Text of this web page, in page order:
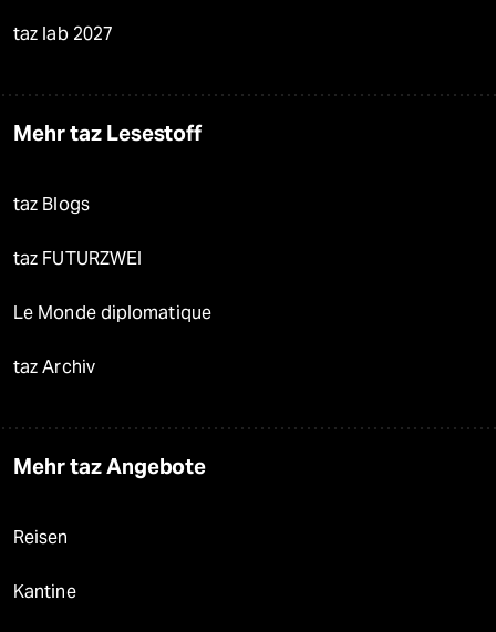
taz lab 2027
Mehr taz Lesestoff
taz Blogs
taz FUTURZWEI
Le Monde diplomatique
taz Archiv
Mehr taz Angebote
Reisen
Kantine